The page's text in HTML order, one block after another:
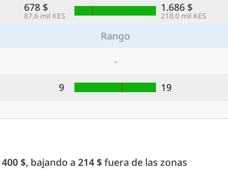
678 $
87,6 mil KES
1.686 $
218,0 mil KES
Rango
-
9 19
400 $, bajando a 214 $fuera de las zonas